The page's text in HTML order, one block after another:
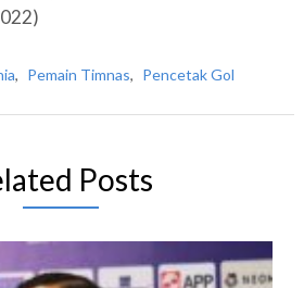
, Pemain Timnas, Pencetak Gol
Posts